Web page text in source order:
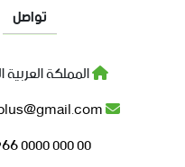
تواصل
المملكة
0000 000 00